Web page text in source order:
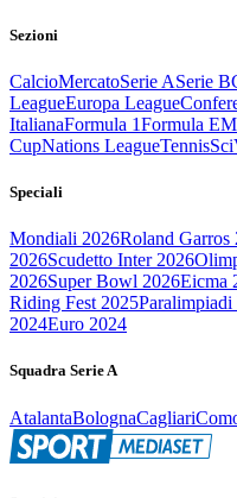
Sezioni
CalcioMercatoSerie ASerie B
LeagueEuropa League
ItalianaFormula 1Formula E
CupNations LeagueTennisSci
Speciali
Mondiali 2026Roland Garros
2026Scudetto Inter 2026
2026Super Bowl 2026Eicma
Riding Fest 2025
2024Euro 2024
Squadra Serie A
AtalantaBolognaCagliari